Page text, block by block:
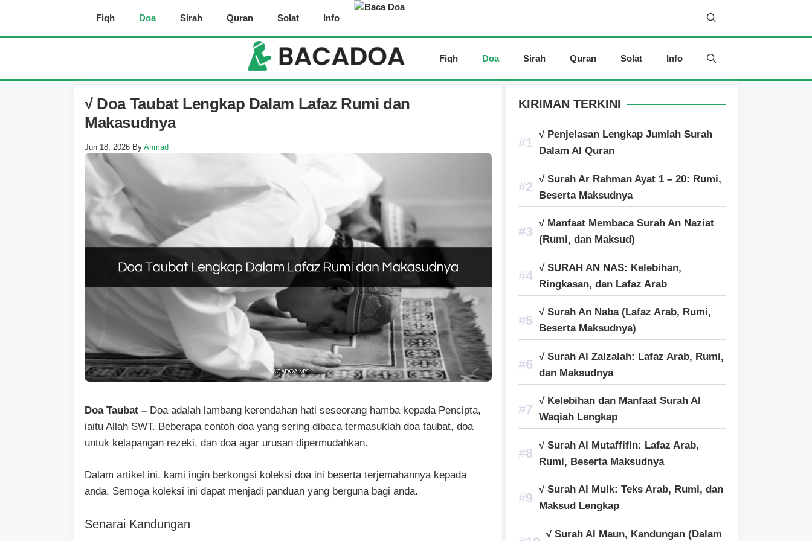
content
Fiqh Doa Sirah Quran Solat Info
Fiqh Doa Sirah Quran Solat Info
√ Doa Taubat Lengkap Dalam Lafaz Rumi dan
Makasudnya
Jun 18, 2026 By Ahmad
Doa Taubat – Doa adalah lambang kerendahan hati seseorang hamba kepada Pencipta,
iaitu Allah SWT. Beberapa contoh doa yang sering dibaca termasuklah doa taubat, doa
untuk kelapangan rezeki, dan doa agar urusan dipermudahkan.
Dalam artikel ini, kami ingin berkongsi koleksi doa ini beserta terjemahannya kepada
anda. Semoga koleksi ini dapat menjadi panduan yang berguna bagi anda.
Senarai Kandungan
KIRIMAN TERKINI
√ Penjelasan Lengkap Jumlah Surah
Dalam Al Quran
√ Surah Ar Rahman Ayat 1 – 20: Rumi,
Beserta Maksudnya
√ Manfaat Membaca Surah An Naziat
(Rumi, dan Maksud)
√ SURAH AN NAS: Kelebihan,
Ringkasan, dan Lafaz Arab
√ Surah An Naba (Lafaz Arab, Rumi,
Beserta Maksudnya)
√ Surah Al Zalzalah: Lafaz Arab, Rumi,
dan Maksudnya
√ Kelebihan dan Manfaat Surah Al
Waqiah Lengkap
√ Surah Al Mutaffifin: Lafaz Arab,
Rumi, Beserta Maksudnya
√ Surah Al Mulk: Teks Arab, Rumi, dan
Maksud Lengkap
√ Surah Al Maun, Kandungan (Dalam